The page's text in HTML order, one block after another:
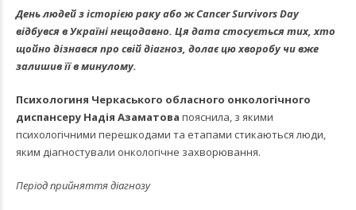
День людей з історією раку або ж Cancer Survivors Day
відбувся в Україні нещодавно. Ця дата стосується тих, хто
щойно дізнався про свій діагноз, долає цю хворобу чи вже
залишив її в минулому.
Психологиня Черкаського обласного онкологічного
диспансеру Надія Азаматова пояснила, з якими
психологічними перешкодами та етапами стикаються люди,
яким діагностували онкологічне захворювання.
Період прийняття діагнозу